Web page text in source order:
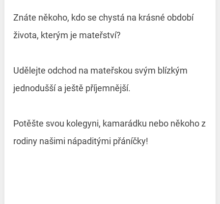
Znáte někoho, kdo se chystá na krásné období
života, kterým je mateřství?
Udělejte odchod na mateřskou svým blízkým
jednodušší a ještě příjemnější.
Potěšte svou kolegyni, kamarádku nebo někoho z
rodiny našimi nápaditými přáníčky!